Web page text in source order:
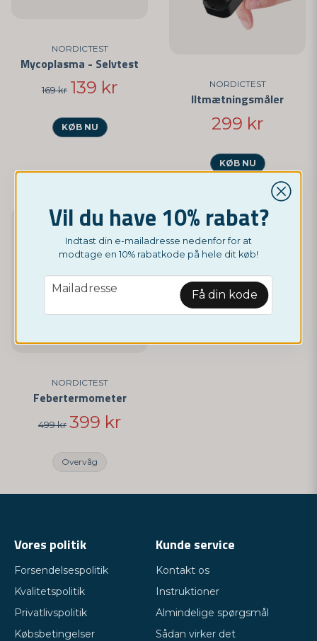
NORDICTEST
Mycoplasma - Selvtest
169 kr 139 kr
KØB NU
NORDICTEST
Iltmætningsmåler
299 kr
KØB NU
NORDICTEST
Febertermometer
499 kr 399 kr
Overvåg
-20%
Vil du have 10% rabat?
Indtast din e-mailadresse nedenfor for at
modtage en 10% rabatkode på hele dit køb!
email
Mailadresse Få din kode
Vores politik
Forsendelsespolitik
Kvalitetspolitik
Privatlivspolitik
Købsbetingelser
Kunde service
Kontakt os
Instruktioner
Almindelige spørgsmål
Sådan virker det